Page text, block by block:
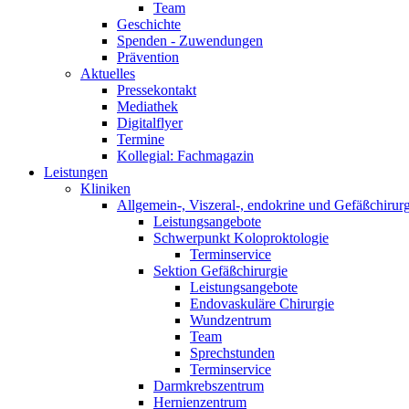
Team
Geschichte
Spenden - Zuwendungen
Prävention
Aktuelles
Pressekontakt
Mediathek
Digitalflyer
Termine
Kollegial: Fachmagazin
Leistungen
Kliniken
Allgemein-, Viszeral-, endokrine und
Leistungsangebote
Schwerpunkt Koloproktologie
Terminservice
Sektion Gefäßchirurgie
Leistungsangebote
Endovaskuläre Chirurgie
Wundzentrum
Team
Sprechstunden
Terminservice
Darmkrebszentrum
Hernienzentrum